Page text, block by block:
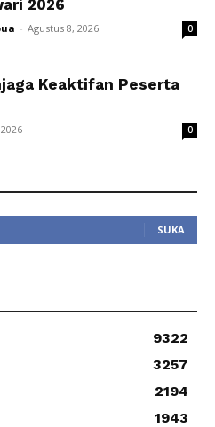
2026
- Agustus 8, 2026 0
Keaktifan Peserta
0
SUKA
9322
3257
2194
1943